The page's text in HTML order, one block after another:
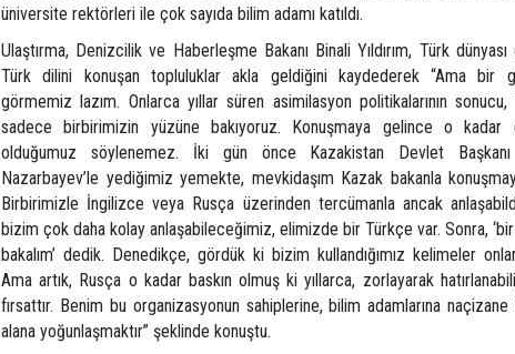
üniversite rektörleri ile çok sayıda bilim adamı katıldı.
Ulaştırma, Denizcilik ve Haberleşme Bakanı Binali Yıldırım, Türk
Türk dilini konuşan topluluklar akla geldiğini kaydederek “Ama bir
görmemiz lazım. Onlarca yıllar süren asimilasyon politikalarının sonucu,
sadece birbirimizin yüzüne bakıyoruz. Konuşmaya gelince o kadar
olduğumuz söylenemez. İki gün önce Kazakistan Devlet Başkanı
Nazarbayev’le yediğimiz yemekte, mevkidaşım Kazak bakanla
Birbirimizle İngilizce veya Rusça üzerinden tercümanla ancak
bizim çok daha kolay anlaşabileceğimiz, elimizde bir Türkçe var. Sonra,
bakalım’ dedik. Denedikçe, gördük ki bizim kullandığımız kelimeler
Ama artık, Rusça o kadar baskın olmuş ki yıllarca, zorlayarak
fırsattır. Benim bu organizasyonun sahiplerine, bilim adamlarına
alana yoğunlaşmaktır” şeklinde konuştu.